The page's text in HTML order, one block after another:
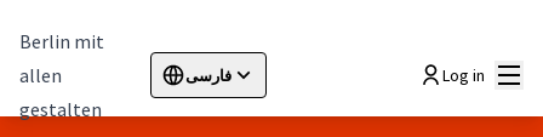
Berlin mit
allen
gestalten
فارسی
Sprache wählen Elegir el idioma
Log in